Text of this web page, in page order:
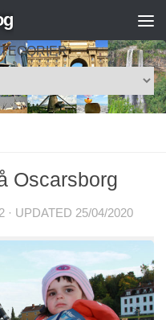
Oscarsborg
· UPDATED 25/04/2020